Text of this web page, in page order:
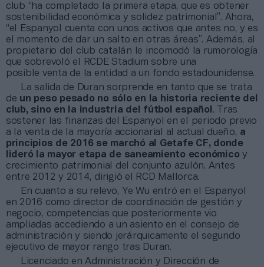
club “ha completado la primera etapa, que es obtener
sostenibilidad económica y solidez patrimonial”. Ahora,
“el Espanyol cuenta con unos activos que antes no, y es
el momento de dar un salto en otras áreas”. Además, al
propietario del club catalán le incomodó la rumorología
que sobrevoló el RCDE Stadium sobre una
posible venta de la entidad a un fondo estadounidense.
La salida de Duran sorprende en tanto que se trata
de un peso pesado no sólo en la historia reciente del
club, sino en la industria del fútbol español . Tras
sostener las finanzas del Espanyol en el periodo previo
a la venta de la mayoría accionarial al actual dueño, a
principios de 2016 se marchó al Getafe CF, donde
lideró la mayor etapa de saneamiento económico y
crecimiento patrimonial del conjunto azulón. Antes
entre 2012 y 2014, dirigió el RCD Mallorca.
En cuanto a su relevo, Ye Wu entró en el Espanyol
en 2016 como director de coordinación de gestión y
negocio, competencias que posteriormente vio
ampliadas accediendo a un asiento en el consejo de
administración y siendo jerárquicamente el segundo
ejecutivo de mayor rango tras Duran.
Licenciado en Administración y Dirección de